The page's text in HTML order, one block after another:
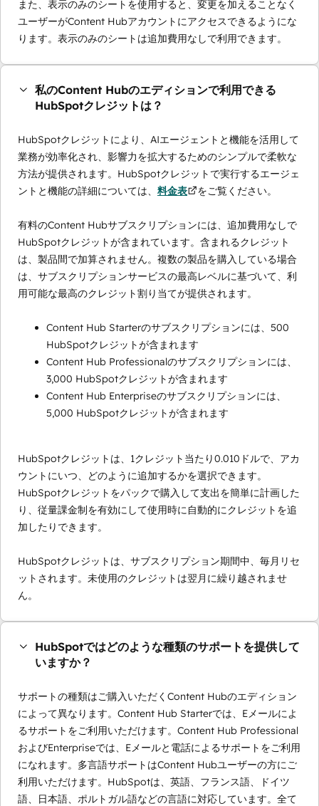
また、表示のみのシートを使用すると、変更を加えることなく
ユーザーがContent Hubアカウントにアクセスできるようにな
ります。表示のみのシートは追加費用なしで利用できます。
私のContent Hubのエディションで利用できる
HubSpotクレジットは？
HubSpotクレジットにより、AIエージェントと機能を活用して
業務が効率化され、影響力を拡大するためのシンプルで柔軟な
方法が提供されます。HubSpotクレジットで実行するエージェ
ントと機能の詳細については、 料金表 をご覧ください。
有料のContent Hubサブスクリプションには、追加費用なしで
HubSpotクレジットが含まれています。含まれるクレジット
は、製品間で加算されません。複数の製品を購入している場合
は、サブスクリプションサービスの最高レベルに基づいて、利
用可能な最高のクレジット割り当てが提供されます。
Content Hub Starterのサブスクリプションには、500
HubSpotクレジットが含まれます
Content Hub Professionalのサブスクリプションには、
3,000 HubSpotクレジットが含まれます
Content Hub Enterpriseのサブスクリプションには、
5,000 HubSpotクレジットが含まれます
HubSpotクレジットは、1クレジット当たり0.010ドルで、アカ
ウントにいつ、どのように追加するかを選択できます。
HubSpotクレジットをパックで購入して支出を簡単に計画した
り、従量課金制を有効にして使用時に自動的にクレジットを追
加したりできます。
HubSpotクレジットは、サブスクリプション期間中、毎月リセ
ットされます。未使用のクレジットは翌月に繰り越されませ
ん。
HubSpotではどのような種類のサポートを提供して
いますか？
サポートの種類はご購入いただくContent Hubのエディション
によって異なります。Content Hub Starterでは、Eメールによ
るサポートをご利用いただけます。Content Hub Professional
およびEnterpriseでは、Eメールと電話によるサポートをご利用
になれます。多言語サポートはContent Hubユーザーの方にご
利用いただけます。HubSpotは、英語、フランス語、ドイツ
語、日本語、ポルトガル語などの言語に対応しています。全て